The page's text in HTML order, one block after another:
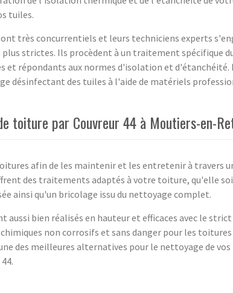
tuiles.
très concurrentiels et leurs techniciens experts
strictes. Ils procèdent à un traitement spécifique
et répondants aux normes d'isolation et d'étanchéité.
désinfectant des tuiles à l'aide de matériels
toiture par Couvreur 44 à Moutiers-en-
afin de les maintenir et les entretenir à travers
des traitements adaptés à votre toiture, qu'elle
ainsi qu'un bricolage issu du nettoyage complet.
aussi bien réalisés en hauteur et efficaces avec le
non corrosifs et sans danger pour les
des meilleures alternatives pour le nettoyage de